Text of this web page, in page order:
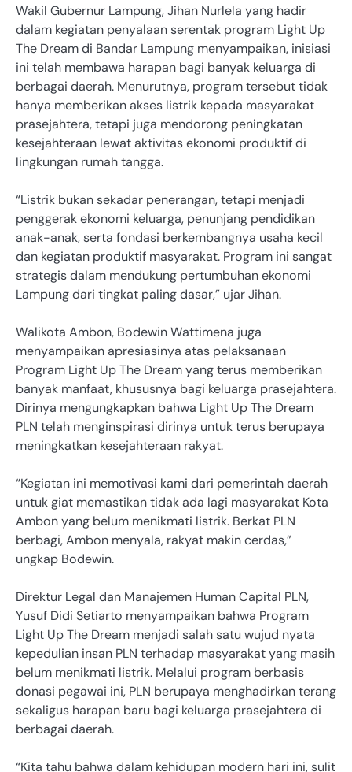
Wakil Gubernur Lampung, Jihan Nurlela yang hadir
dalam kegiatan penyalaan serentak program Light Up
The Dream di Bandar Lampung menyampaikan, inisiasi
ini telah membawa harapan bagi banyak keluarga di
berbagai daerah. Menurutnya, program tersebut tidak
hanya memberikan akses listrik kepada masyarakat
prasejahtera, tetapi juga mendorong peningkatan
kesejahteraan lewat aktivitas ekonomi produktif di
lingkungan rumah tangga.
“Listrik bukan sekadar penerangan, tetapi menjadi
penggerak ekonomi keluarga, penunjang pendidikan
anak-anak, serta fondasi berkembangnya usaha kecil
dan kegiatan produktif masyarakat. Program ini sangat
strategis dalam mendukung pertumbuhan ekonomi
Lampung dari tingkat paling dasar,” ujar Jihan.
Walikota Ambon, Bodewin Wattimena juga
menyampaikan apresiasinya atas pelaksanaan
Program Light Up The Dream yang terus memberikan
banyak manfaat, khususnya bagi keluarga prasejahtera.
Dirinya mengungkapkan bahwa Light Up The Dream
PLN telah menginspirasi dirinya untuk terus berupaya
meningkatkan kesejahteraan rakyat.
“Kegiatan ini memotivasi kami dari pemerintah daerah
untuk giat memastikan tidak ada lagi masyarakat Kota
Ambon yang belum menikmati listrik. Berkat PLN
berbagi, Ambon menyala, rakyat makin cerdas,”
ungkap Bodewin.
Direktur Legal dan Manajemen Human Capital PLN,
Yusuf Didi Setiarto menyampaikan bahwa Program
Light Up The Dream menjadi salah satu wujud nyata
kepedulian insan PLN terhadap masyarakat yang masih
belum menikmati listrik. Melalui program berbasis
donasi pegawai ini, PLN berupaya menghadirkan terang
sekaligus harapan baru bagi keluarga prasejahtera di
berbagai daerah.
“Kita tahu bahwa dalam kehidupan modern hari ini, sulit